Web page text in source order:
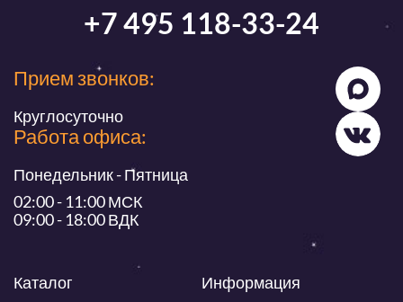
+7 495 118-33-24
Прием звонков:
Круглосуточно
Работа офиса:
Понедельник - Пятница
02:00 - 11:00 МСК
09:00 - 18:00 ВДК
Каталог
Информация